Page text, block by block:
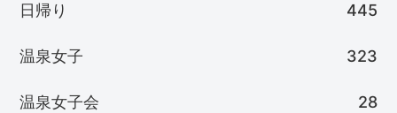
日帰り 445
温泉女子 323
温泉女子会 28